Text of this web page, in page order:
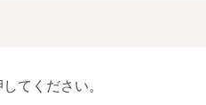
てください。